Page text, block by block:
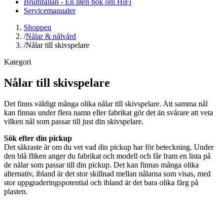
Servicemanualer
Shoppen
/Nålar & nålvård
/Nålar till skivspelare
Kategori
Nålar till skivspelare
Det finns väldigt många olika nålar till skivspelare. Att samma nål
kan finnas under flera namn eller fabrikat gör det än svårare att veta
vilken nål som passar till just din skivspelare.
Sök efter din pickup
Det säkraste är om du vet vad din pickup har för beteckning. Under
den blå fliken anger du fabrikat och modell och får fram en lista på
de nålar som passar till din pickup. Det kan finnas många olika
alternativ, ibland är det stor skillnad mellan nålarna som visas, med
stor uppgraderingspotential och ibland är det bara olika färg på
plasten.